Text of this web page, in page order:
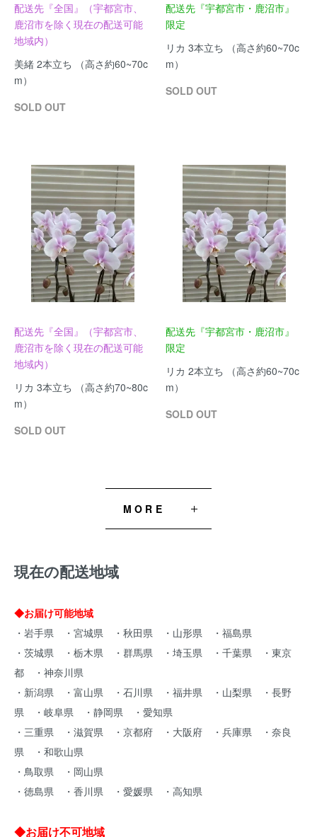
配送先『全国』（宇都宮市、
鹿沼市を除く現在の配送可能
地域内）
美緒 2本立ち （高さ約60~70c
m）
SOLD OUT
配送先『宇都宮市・鹿沼市』
限定
リカ 3本立ち （高さ約60~70c
m）
SOLD OUT
配送先『全国』（宇都宮市、
鹿沼市を除く現在の配送可能
地域内）
リカ 3本立ち （高さ約70~80c
m）
SOLD OUT
配送先『宇都宮市・鹿沼市』
限定
リカ 2本立ち （高さ約60~70c
m）
SOLD OUT
MORE
現在の配送地域
◆お届け可能地域
・岩手県 ・宮城県 ・秋田県 ・山形県 ・福島県
・茨城県 ・栃木県 ・群馬県 ・埼玉県 ・千葉県 ・東京
都 ・神奈川県
・新潟県 ・富山県 ・石川県 ・福井県 ・山梨県 ・長野
県 ・岐阜県 ・静岡県 ・愛知県
・三重県 ・滋賀県 ・京都府 ・大阪府 ・兵庫県 ・奈良
県 ・和歌山県
・鳥取県 ・岡山県
・徳島県 ・香川県 ・愛媛県 ・高知県
◆お届け不可地域